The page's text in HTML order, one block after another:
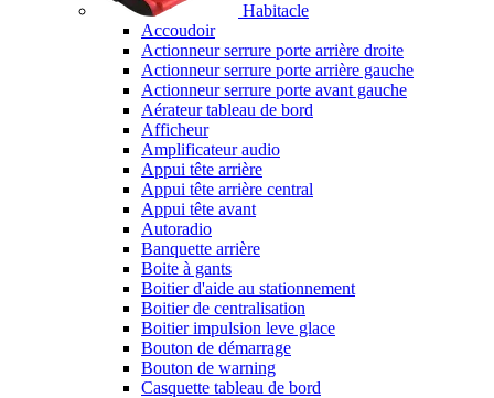
Habitacle
Accoudoir
Actionneur serrure porte arrière droite
Actionneur serrure porte arrière gauche
Actionneur serrure porte avant gauche
Aérateur tableau de bord
Afficheur
Amplificateur audio
Appui tête arrière
Appui tête arrière central
Appui tête avant
Autoradio
Banquette arrière
Boite à gants
Boitier d'aide au stationnement
Boitier de centralisation
Boitier impulsion leve glace
Bouton de démarrage
Bouton de warning
Casquette tableau de bord